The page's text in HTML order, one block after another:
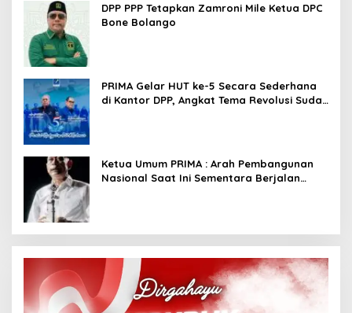
DPP PPP Tetapkan Zamroni Mile Ketua DPC
Bone Bolango
PRIMA Gelar HUT ke-5 Secara Sederhana
di Kantor DPP, Angkat Tema Revolusi Sudah
Ketua Umum PRIMA : Arah Pembangunan
Nasional Saat Ini Sementara Berjalan